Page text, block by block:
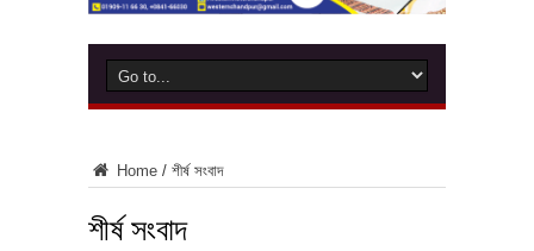
Home / শীর্ষ সংবাদ
শীর্ষ সংবাদ